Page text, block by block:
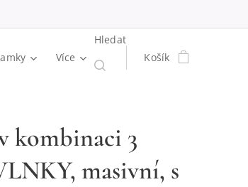
Více
Hledat
Košík
kombinaci 3
masivní, s